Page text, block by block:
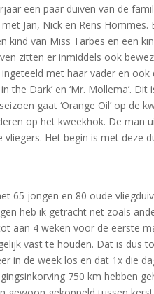
een paar duiven van de
Jan, Nick en Rens
kind van Miss Tarbes en een
zitten er inmiddels ook
met haar vader en
the Dark’ en ‘Mr. Mollema’.
gaat ‘Orange Oil’ op de
op het kweekhok. De man
Het begin is met deze
65 jongen en 80 oude
heb ik getracht net zoals
aan 4 weken voor de eerste
vast te houden. Dat is dus
in de week los en dat 1x die
750 km hebben